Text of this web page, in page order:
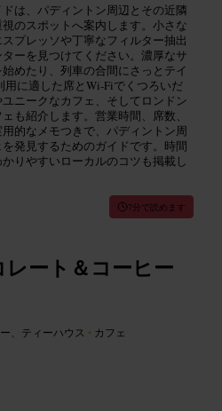
は、パディントン周辺とその近隣
のスポットへ案内します。小さな
プレッソや丁寧なフィルター抽出
ーを見つけてください。濃厚なサ
めたり、列車の合間にさっとテイ
用に適した席とWi‑Fiでくつろいだ
ニークなカフェ、そしてロンドン
も紹介します。営業時間、席数、
的なメモつきで、パディントン周
発見するためのガイドです。時間
りやすいローカルのコツも掲載し
7分で読めます
ート＆コーヒー
、ティーハウス • カフェ